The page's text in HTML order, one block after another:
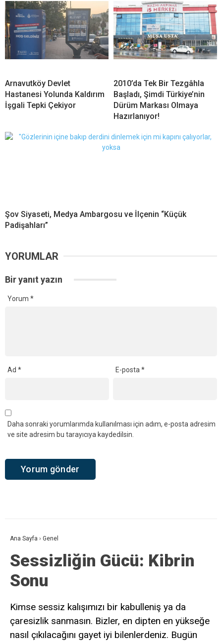
Arnavutköy Devlet
Hastanesi Yolunda Kaldırım
İşgali Tepki Çekiyor
2010’da Tek Bir Tezgâhla
Başladı, Şimdi Türkiye’nin
Dürüm Markası Olmaya
Hazırlanıyor!
Şov Siyaseti, Medya Ambargosu ve İlçenin “Küçük
Padişahları”
YORUMLAR
Bir yanıt yazın
Yorum *
Ad * E-posta*
Daha sonraki yorumlarımda kullanılması için adım, e-posta adresim
ve site adresim bu tarayıcıya kaydedilsin.
Ana Sayfa › Genel
Sessizliğin Gücü: Kibrin
Sonu
Kimse sessiz kalışımızı bir kabulleniş ya da
çaresizlik sanmasın. Bizler, en dipten en yükseğe
nasıl çıkılacağını gayet iyi bilenlerdeniz. Bugün